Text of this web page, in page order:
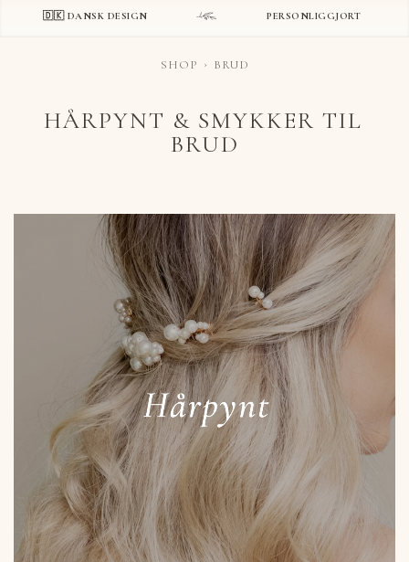
🇩🇰 DANSK DESIGN PERSONLIGGJORT
SHOP BRUD
HÅRPYNT & SMYKKER TIL
BRUD